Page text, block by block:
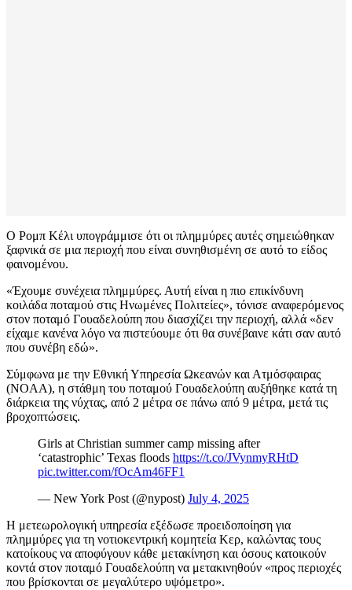
Ο Ρομπ Κέλι υπογράμμισε ότι οι πλημμύρες αυτές σημειώθηκαν
ξαφνικά σε μια περιοχή που είναι συνηθισμένη σε αυτό το είδος
φαινομένου.
«Έχουμε συνέχεια πλημμύρες. Αυτή είναι η πιο επικίνδυνη
κοιλάδα ποταμού στις Ηνωμένες Πολιτείες», τόνισε αναφερόμενος
στον ποταμό Γουαδελούπη που διασχίζει την περιοχή, αλλά «δεν
είχαμε κανένα λόγο να πιστεύουμε ότι θα συνέβαινε κάτι σαν αυτό
που συνέβη εδώ».
Σύμφωνα με την Εθνική Υπηρεσία Ωκεανών και Ατμόσφαιρας
(NOAA), η στάθμη του ποταμού Γουαδελούπη αυξήθηκε κατά τη
διάρκεια της νύχτας, από 2 μέτρα σε πάνω από 9 μέτρα, μετά τις
βροχοπτώσεις.
Girls at Christian summer camp missing after
‘catastrophic’ Texas floods https://t.co/JVynmyRHtD
pic.twitter.com/fOcAm46FF1
— New York Post (@nypost) July 4, 2025
Η μετεωρολογική υπηρεσία εξέδωσε προειδοποίηση για
πλημμύρες για τη νοτιοκεντρική κομητεία Κερ, καλώντας τους
κατοίκους να αποφύγουν κάθε μετακίνηση και όσους κατοικούν
κοντά στον ποταμό Γουαδελούπη να μετακινηθούν «προς περιοχές
που βρίσκονται σε μεγαλύτερο υψόμετρο».